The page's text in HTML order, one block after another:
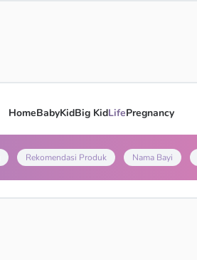
HomeBabyKidBig KidLifePregnancy
Rekomendasi Produk Nama Bayi